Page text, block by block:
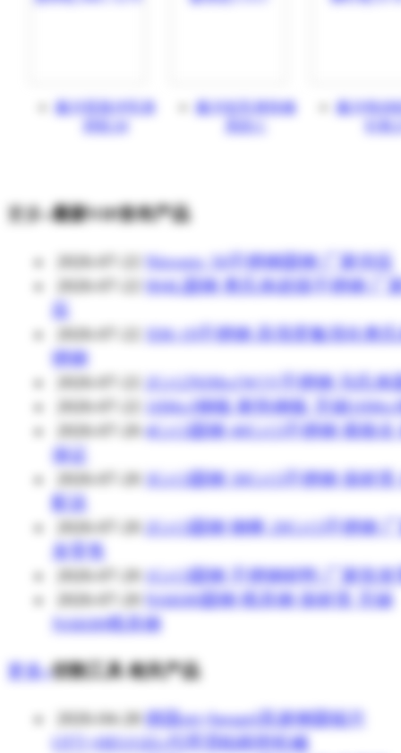
戴卡双脉冲车身
戴卡铝车身快修
戴卡电动
更多»最新VIP发布产品
Nitronic 50不锈钢圆钢 厂家供应
904L圆钢 奥氏体超级不锈钢 厂
应
XM-19不锈钢 高强度氮强化奥
锈钢
2Cr12NiMo1W1V不锈钢 马氏体
16Mo3钢板 耐热钢板 无锡
4Cr13圆钢 40Cr13不锈钢 规格全
保证
3Cr13圆钢 30Cr13不锈钢 保材质
配送
2Cr13圆钢 钢棒 20Cr13不锈钢
发零售
1Cr13圆钢 不锈钢材料 厂家批发
NAK80圆钢 模具钢 保材质 无锡
NAK80模具钢
更多» 切割工具 相关产品
2026-04-28
德国ott+heugel高速钢圆锯片
OTT+HEUGEL代理渭柏精密机械